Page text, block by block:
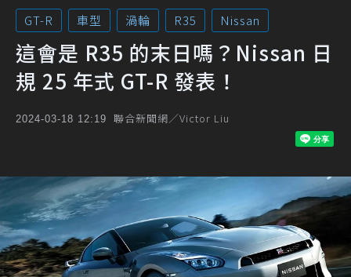
GT-R 車型 渦輪 R35 Nissan
這會是 R35 的末日嗎？Nissan 日
規 25 年式 GT-R 發表！
2024-03-18 12:19 聯合新聞網／Victor Liu